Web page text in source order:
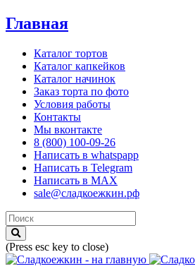
Главная
Каталог тортов
Каталог капкейков
Каталог начинок
Заказ торта по фото
Условия работы
Контакты
Мы вконтакте
8 (800) 100-09-26
Написать в whatspapp
Написать в Telegram
Написать в MAX
sale@сладкоежкин.рф
(Press esc key to close)